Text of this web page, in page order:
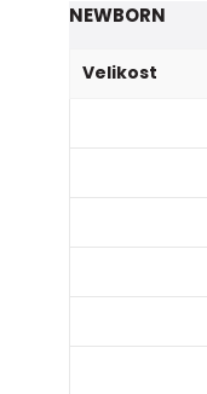
NEWBORN
Velikost